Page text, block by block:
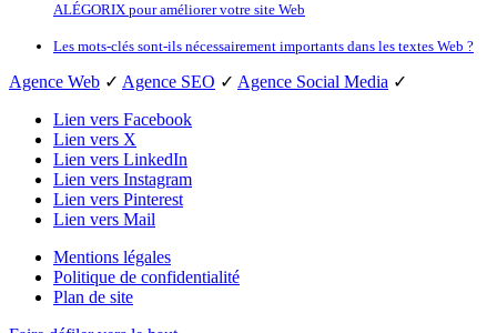
ALÉGORIX pour améliorer votre site Web
Les mots-clés sont-ils nécessairement importants dans les textes Web ?
Agence Web ✓ Agence SEO ✓ Agence Social Media ✓
Lien vers Facebook
Lien vers X
Lien vers LinkedIn
Lien vers Instagram
Lien vers Pinterest
Lien vers Mail
Mentions légales
Politique de confidentialité
Plan de site